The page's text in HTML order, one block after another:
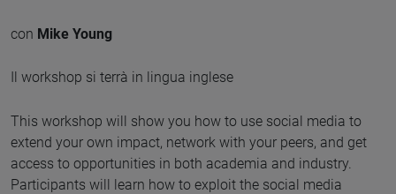
con Mike Young
Il workshop si terrà in lingua inglese
This workshop will show you how to use social media to
extend your own impact, network with your peers, and get
access to opportunities in both academia and industry.
Participants will learn how to exploit the social media